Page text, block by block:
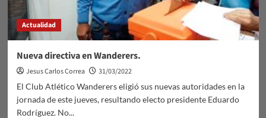
Actualidad
Nueva directiva en Wanderers.
Jesus Carlos Correa
31/03/2022
El Club Atlético Wanderers eligió sus nuevas autoridades en la
jornada de este jueves, resultando electo presidente Eduardo
Rodríguez. No...